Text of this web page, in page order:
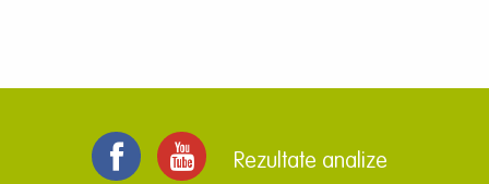
Rezultate analize